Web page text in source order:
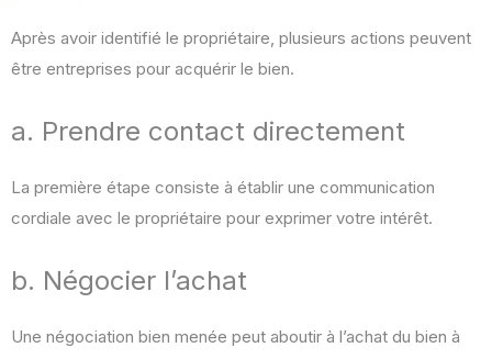
Après avoir identifié le propriétaire, plusieurs actions peuvent
être entreprises pour acquérir le bien.
a. Prendre contact directement
La première étape consiste à établir une communication
cordiale avec le propriétaire pour exprimer votre intérêt.
b. Négocier l’achat
Une négociation bien menée peut aboutir à l’achat du bien à